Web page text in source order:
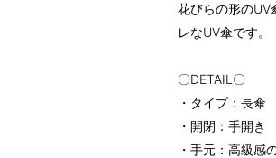
花びらの形のUV
レなUV傘です。
〇DETAIL〇
・タイプ：長傘
・開閉：手開き
・手元：高級感